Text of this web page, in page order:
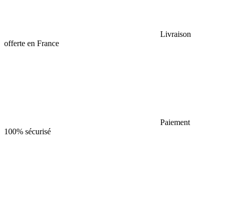
Livraison
offerte en France
Paiement
100% sécurisé